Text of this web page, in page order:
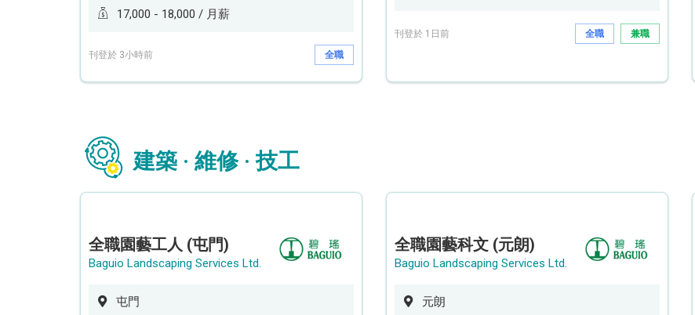
17,000 - 18,000 / 月薪
刊登於 3小時前 全職
刊登於 1日前 全職 兼職
建築 · 維修 · 技工
全職園藝工人 (屯門)
Baguio Landscaping Services Ltd.
屯門
全職園藝科文 (元朗)
Baguio Landscaping Services Ltd.
元朗